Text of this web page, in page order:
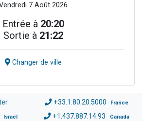
7 Août 2026
Entrée à 20:20
Sortie à 21:22
Changer de ville
+33.1.80.20.5000 France
Israël +1.437.887.14.93 Canada